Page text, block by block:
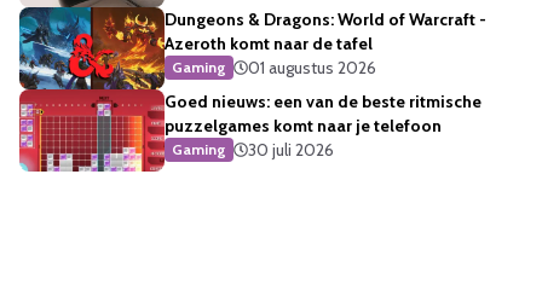
Dungeons & Dragons: World of Warcraft -
Azeroth komt naar de tafel
Gaming
01 augustus 2026
Goed nieuws: een van de beste ritmische
puzzelgames komt naar je telefoon
Gaming 30 juli 2026